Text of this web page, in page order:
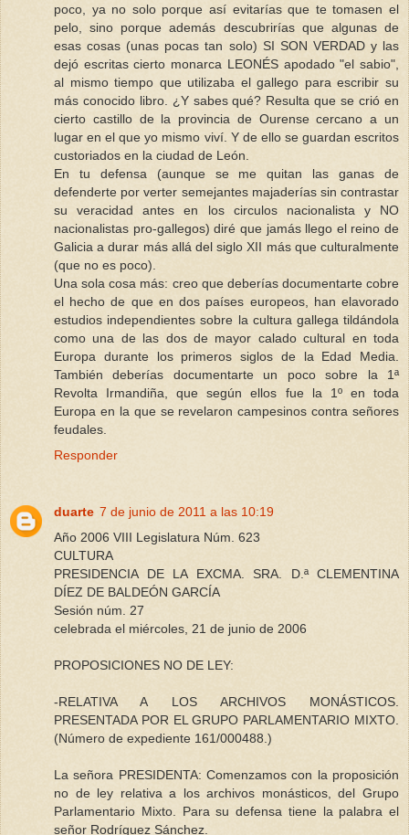
poco, ya no solo porque así evitarías que te tomasen el
pelo, sino porque además descubrirías que algunas de
esas cosas (unas pocas tan solo) SI SON VERDAD y las
dejó escritas cierto monarca LEONÉS apodado "el sabio",
al mismo tiempo que utilizaba el gallego para escribir su
más conocido libro. ¿Y sabes qué? Resulta que se crió en
cierto castillo de la provincia de Ourense cercano a un
lugar en el que yo mismo viví. Y de ello se guardan escritos
custoriados en la ciudad de León.
En tu defensa (aunque se me quitan las ganas de
defenderte por verter semejantes majaderías sin contrastar
su veracidad antes en los circulos nacionalista y NO
nacionalistas pro-gallegos) diré que jamás llego el reino de
Galicia a durar más allá del siglo XII más que culturalmente
(que no es poco).
Una sola cosa más: creo que deberías documentarte cobre
el hecho de que en dos países europeos, han elavorado
estudios independientes sobre la cultura gallega tildándola
como una de las dos de mayor calado cultural en toda
Europa durante los primeros siglos de la Edad Media.
También deberías documentarte un poco sobre la 1ª
Revolta Irmandiña, que según ellos fue la 1º en toda
Europa en la que se revelaron campesinos contra señores
feudales.
Responder
duarte 7 de junio de 2011 a las 10:19
Año 2006 VIII Legislatura Núm. 623
CULTURA
PRESIDENCIA DE LA EXCMA. SRA. D.ª CLEMENTINA
DÍEZ DE BALDEÓN GARCÍA
Sesión núm. 27
celebrada el miércoles, 21 de junio de 2006
PROPOSICIONES NO DE LEY:
-RELATIVA A LOS ARCHIVOS MONÁSTICOS.
PRESENTADA POR EL GRUPO PARLAMENTARIO MIXTO.
(Número de expediente 161/000488.)
La señora PRESIDENTA: Comenzamos con la proposición
no de ley relativa a los archivos monásticos, del Grupo
Parlamentario Mixto. Para su defensa tiene la palabra el
señor Rodríguez Sánchez.